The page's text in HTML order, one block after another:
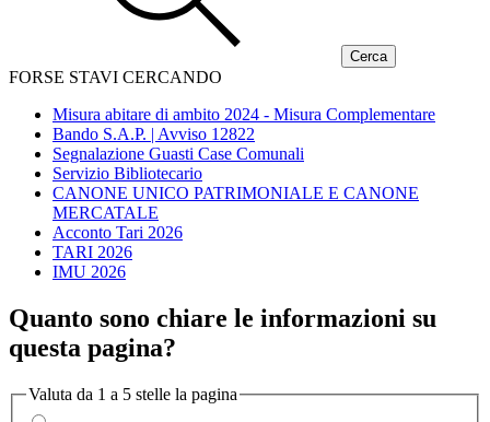
FORSE STAVI CERCANDO
Misura abitare di ambito 2024 - Misura Complementare
Bando S.A.P. | Avviso 12822
Segnalazione Guasti Case Comunali
Servizio Bibliotecario
CANONE UNICO PATRIMONIALE E CANONE
MERCATALE
Acconto Tari 2026
TARI 2026
IMU 2026
Quanto sono chiare le informazioni su
questa pagina?
Valuta da 1 a 5 stelle la pagina